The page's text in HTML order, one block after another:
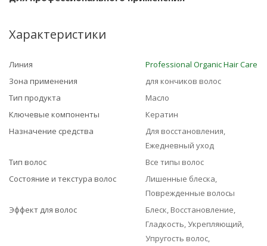
Характеристики
Линия
Professional Organic Hair Care
Зона применения
для кончиков волос
Тип продукта
Масло
Ключевые компоненты
Кератин
Назначение средства
Для восстановления,
Ежедневный уход
Тип волос
Все типы волос
Состояние и текстура волос
Лишенные блеска,
Поврежденные волосы
Эффект для волос
Блеск, Восстановление,
Гладкость, Укрепляющий,
Упругость волос,